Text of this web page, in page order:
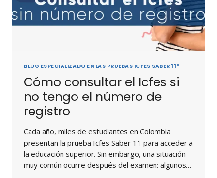
BLOG ESPECIALIZADO EN LAS PRUEBAS ICFES SABER 11°
Cómo consultar el Icfes si
no tengo el número de
registro
Cada año, miles de estudiantes en Colombia
presentan la prueba Icfes Saber 11 para acceder a
la educación superior. Sin embargo, una situación
muy común ocurre después del examen: algunos…